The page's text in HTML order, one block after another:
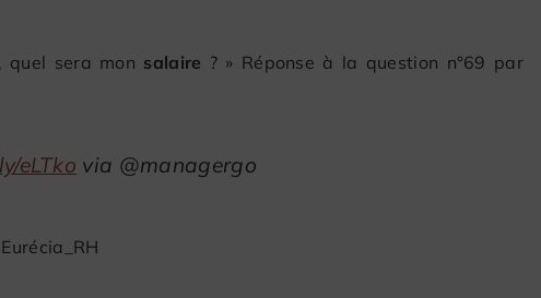
quel sera mon salaire ? » Réponse à la question n°69 par
eLTko via @managergo